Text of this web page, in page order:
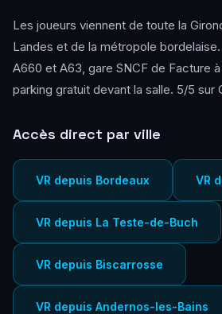
Les joueurs viennent de toute la
Landes et de la métropole
A660 et A63, gare SNCF de Facture
parking gratuit devant la salle. 5/5 sur
Accès direct par ville
VR depuis Bordeaux VR
VR depuis La Teste-de-Buch
VR depuis Biscarrosse
VR depuis Andernos-les-Bains